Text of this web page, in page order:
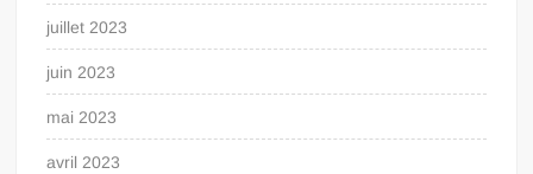
juillet 2023
juin 2023
mai 2023
avril 2023